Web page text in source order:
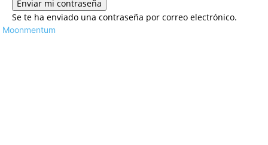
Se te ha enviado una contraseña por correo electrónico.
Moonmentum